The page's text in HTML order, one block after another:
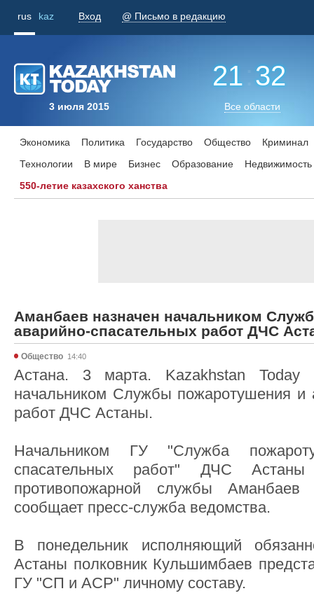
rus kaz Вход @ Письмо в редакцию
3 июля 2015
21:32
Все области
Экономика Политика Государство Общество
Криминал
Технологии
В мире Бизнес Образование
Недвижимость
550-летие казахского ханства
Аманбаев назначен начальником
аварийно-спасательных работ ДЧС
Общество 14:40
Астана. 3 марта. Kazakhstan Today
начальником Службы пожаротушения и
работ ДЧС Астаны.
Начальником ГУ "Служба
спасательных работ" ДЧС Астаны
противопожарной службы Аманбаев
сообщает пресс-служба ведомства.
В понедельник исполняющий
Астаны полковник Кульшимбаев
ГУ "СП и АСР" личному составу.